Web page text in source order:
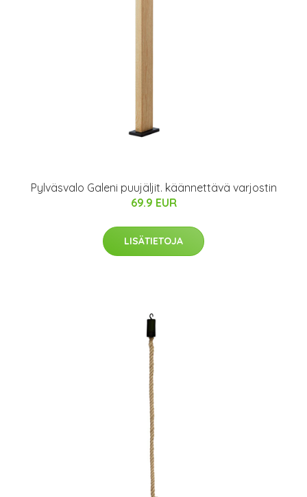
Pylväsvalo Galeni puujäljit. käännettävä varjostin
69.9 EUR
LISÄTIETOJA